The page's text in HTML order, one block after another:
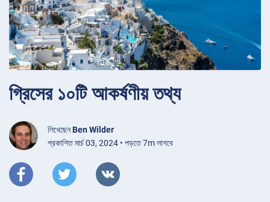
গ্রিসের ১০টি আকর্ষণীয় তথ্য
লিখেছেনBen Wilder
প্রকাশিত মার্চ 03, 2024 • পড়তে 7m লাগবে